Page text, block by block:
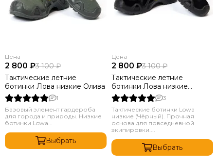
Цена
2 800 ₽3 100 ₽
Тактические летние
ботинки Лова низкие Олива
1
Базовый элемент гардероба
для города и природы. Низкие
ботинки Lowa...
Выбрать
Цена
2 800 ₽3 100 ₽
Тактические летние
ботинки Лова низкие
Чёрный
3
Тактические ботинки Lowa
низкие (Чёрный). Прочная
основа для повседневной
экипировки....
Выбрать